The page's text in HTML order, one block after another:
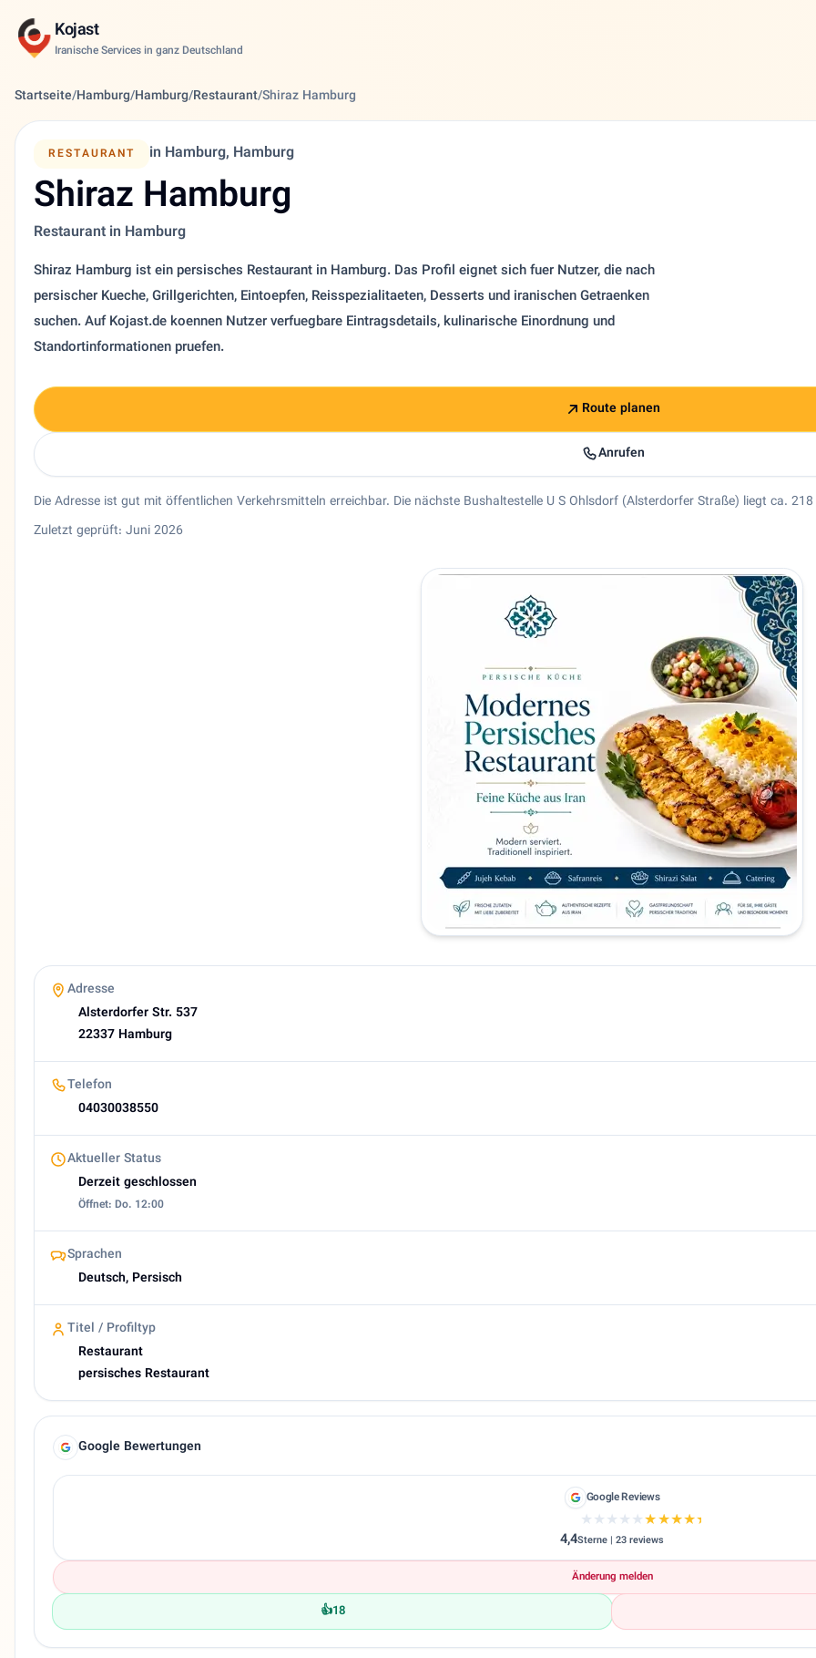
Kojast
Iranische Services in ganz Deutschland
Startseite/Hamburg/Hamburg/Restaurant/Shiraz Hamburg
RESTAURANT in Hamburg, Hamburg
Shiraz Hamburg
Restaurant in Hamburg
Shiraz Hamburg ist ein persisches Restaurant in Hamburg. Das Profil eignet sich fuer Nutzer, die nach
persischer Kueche, Grillgerichten, Eintoepfen, Reisspezialitaeten, Desserts und iranischen Getraenken
suchen. Auf Kojast.de koennen Nutzer verfuegbare Eintragsdetails, kulinarische Einordnung und
Standortinformationen pruefen.
Route planen
Anrufen
Die Adresse ist gut mit öffentlichen Verkehrsmitteln erreichbar. Die nächste Bushaltestelle U S Ohlsdorf (Alsterdorfer Straße) liegt ca.
Zuletzt geprüft: Juni 2026
Restaurant Shiraz Hamburg in Hamburg, Hamburg. Persisches Restaurant in Hamburg | Shiraz Hamburg
Bargeld
Bewertung
4,4 (23 Google reviews)
Heutige Öffnungszeiten
Geschlossen
About Shiraz Hamburg
Persisches Restaurant in Hamburg | Shiraz Hamburg Kurzbeschreibung Für Nutzer, die ein persisches Restaurant in
Adresse
Alsterdorfer Str. 537
22337 Hamburg
Telefon
04030038550
Aktueller Status
Derzeit geschlossen
Öffnet: Do. 12:00
Sprachen
Deutsch, Persisch
Titel / Profiltyp
Restaurant
persisches Restaurant
Google Bewertungen
Google Reviews
★★★★★★★★★★
4,4Sterne | 23 reviews
Änderung melden
👍18